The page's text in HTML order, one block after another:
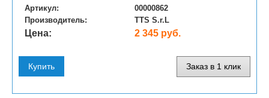
Артикул:
00000862
Производитель:
TTS S.r.L
Цена: 2 345 руб.
Купить Заказ в 1 клик